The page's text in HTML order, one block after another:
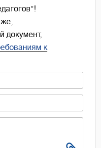
документ,
к